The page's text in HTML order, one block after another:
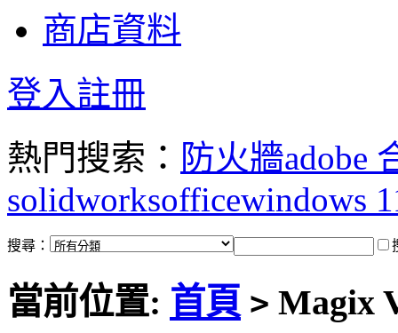
商店資料
登入註冊
熱門搜索： 防火牆adobe
solidworksofficewindows
搜尋：
當前位置: 首頁 > Magix